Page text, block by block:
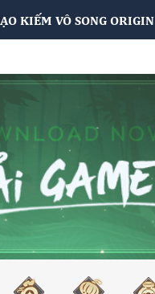
KIẾM VÔ SONG ORIGIN